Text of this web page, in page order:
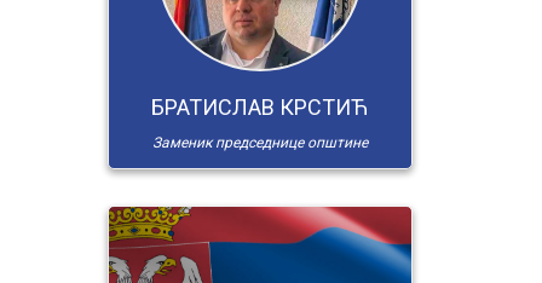
БРАТИСЛАВ КРСТИЋ
Заменик председнице општине